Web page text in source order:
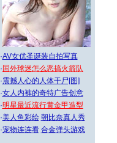
·AV女优圣诞装自拍写真
· 国外球迷怎么恶搞火箭队
·震撼人心的人体干尸[图]
·女人内裤的奇特广告创意
·明星最近流行黄金甲造型
·美人鱼彩绘 朝比奈真人秀
·宠物连连看 合金弹头游戏